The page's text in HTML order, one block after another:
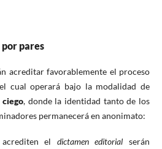
pares
acreditar favorablemente el proceso
cual operará bajo la modalidad de
, donde la identidad tanto de los
permanecerá en anonimato:
el dictamen editorial serán